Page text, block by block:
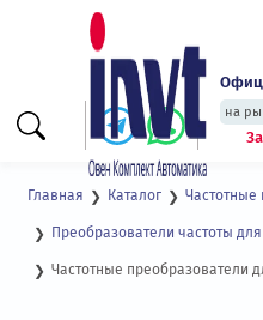
на+7
Главная Каталог Частотные
Преобразователи частоты